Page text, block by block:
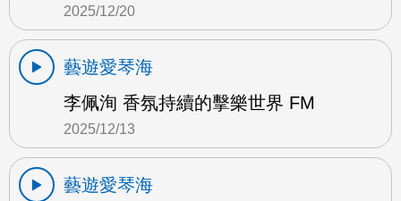
2025/12/20
藝遊愛琴海
李佩洵 香氛持續的擊樂世界 FM
2025/12/13
藝遊愛琴海